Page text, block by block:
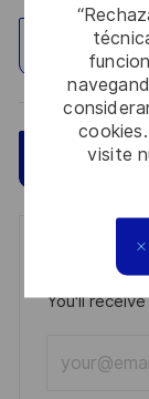
visite
Aplicar
Get
You'll
Email